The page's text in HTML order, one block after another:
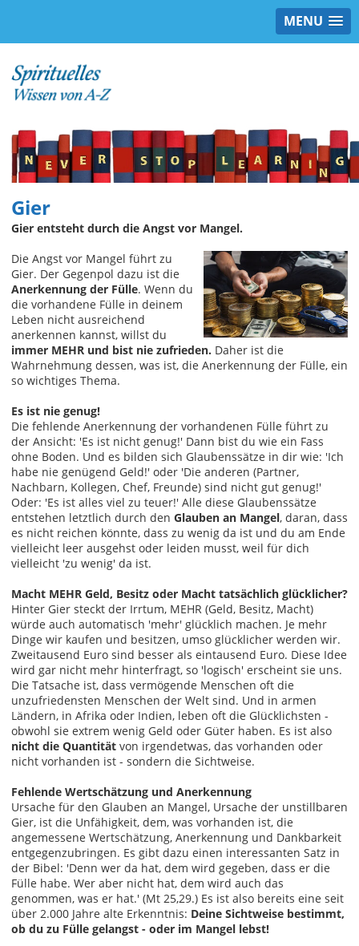
MENU
Gier
Gier entsteht durch die Angst vor Mangel.
Die Angst vor Mangel führt zu
Gier. Der Gegenpol dazu ist die
Anerkennung der Fülle. Wenn du
die vorhandene Fülle in deinem
Leben nicht ausreichend
anerkennen kannst, willst du
immer MEHR und bist nie zufrieden. Daher ist die
Wahrnehmung dessen, was ist, die Anerkennung der Fülle, ein
so wichtiges Thema.
Es ist nie genug!
Die fehlende Anerkennung der vorhandenen Fülle führt zu
der Ansicht: 'Es ist nicht genug!' Dann bist du wie ein Fass
ohne Boden. Und es bilden sich Glaubenssätze in dir wie: 'Ich
habe nie genügend Geld!' oder 'Die anderen (Partner,
Nachbarn, Kollegen, Chef, Freunde) sind nicht gut genug!'
Oder: 'Es ist alles viel zu teuer!' Alle diese Glaubenssätze
entstehen letztlich durch den Glauben an Mangel, daran, dass
es nicht reichen könnte, dass zu wenig da ist und du am Ende
vielleicht leer ausgehst oder leiden musst, weil für dich
vielleicht 'zu wenig' da ist.
Macht MEHR Geld, Besitz oder Macht tatsächlich glücklicher?
Hinter Gier steckt der Irrtum, MEHR (Geld, Besitz, Macht)
würde auch automatisch 'mehr' glücklich machen. Je mehr
Dinge wir kaufen und besitzen, umso glücklicher werden wir.
Zweitausend Euro sind besser als eintausend Euro. Diese Idee
wird gar nicht mehr hinterfragt, so 'logisch' erscheint sie uns.
Die Tatsache ist, dass vermögende Menschen oft die
unzufriedensten Menschen der Welt sind. Und in armen
Ländern, in Afrika oder Indien, leben oft die Glücklichsten -
obwohl sie extrem wenig Geld oder Güter haben. Es ist also
nicht die Quantität von irgendetwas, das vorhanden oder
nicht vorhanden ist - sondern die Sichtweise.
Fehlende Wertschätzung und Anerkennung
Ursache für den Glauben an Mangel, Ursache der unstillbaren
Gier, ist die Unfähigkeit, dem, was vorhanden ist, die
angemessene Wertschätzung, Anerkennung und Dankbarkeit
entgegenzubringen. Es gibt dazu einen interessanten Satz in
der Bibel: 'Denn wer da hat, dem wird gegeben, dass er die
Fülle habe. Wer aber nicht hat, dem wird auch das
genommen, was er hat.' (Mt 25,29.) Es ist also bereits eine seit
über 2.000 Jahre alte Erkenntnis: Deine Sichtweise bestimmt,
ob du zu Fülle gelangst - oder im Mangel lebst!